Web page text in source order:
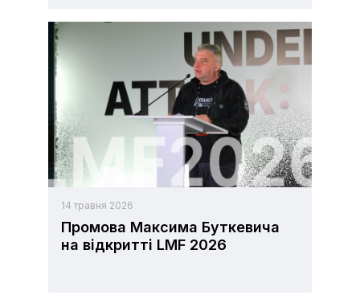
14 травня 2026
Промова Максима Буткевича
на відкритті LMF 2026